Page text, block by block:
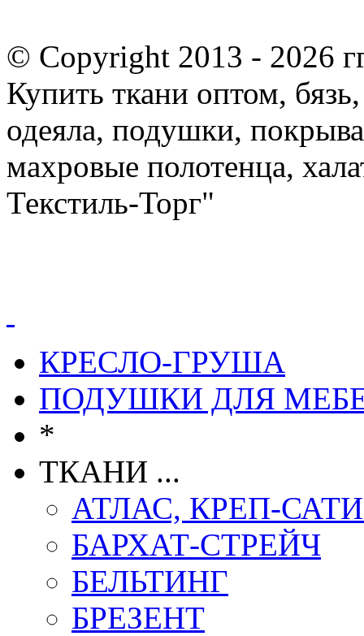
© Copyright 2013 - 2026
Купить ткани оптом,
одеяла, подушки,
махровые полотенца,
Текстиль-Торг"
КРЕСЛО-ГРУША
ПОДУШКИ ДЛЯ
*
ТКАНИ ...
АТЛАС, КРЕП-
БАРХАТ-СТРЕЙЧ
БЕЛЬТИНГ
БРЕЗЕНТ